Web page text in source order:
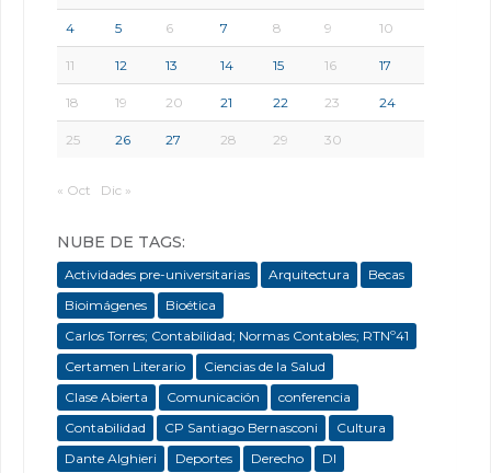
4 5 6 7 8 9 10
11 12 13 14 15 16 17
18 19 20 21 22 23 24
25 26 27 28 29 30
« Oct Dic »
NUBE DE TAGS:
Actividades pre-universitarias Arquitectura
Becas
Bioimágenes
Bioética
Carlos Torres; Contabilidad; Normas Contables; RTNº41
Certamen Literario
Ciencias de la Salud
Clase Abierta
Comunicación
conferencia
Contabilidad
CP Santiago Bernasconi
Cultura
Dante Alghieri
Deportes Derecho
DI